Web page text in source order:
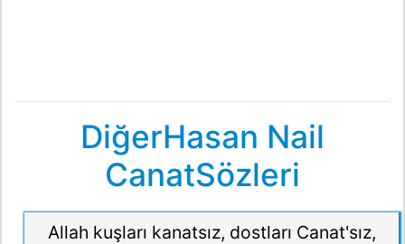
DiğerHasan Nail
CanatSözleri
Allah kuşları kanatsız, dostları Canat'sız,